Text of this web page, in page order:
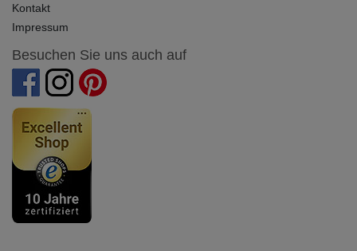
Kontakt
Impressum
Besuchen Sie uns auch auf